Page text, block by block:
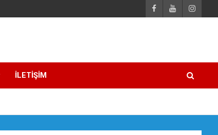
İLETİŞİM